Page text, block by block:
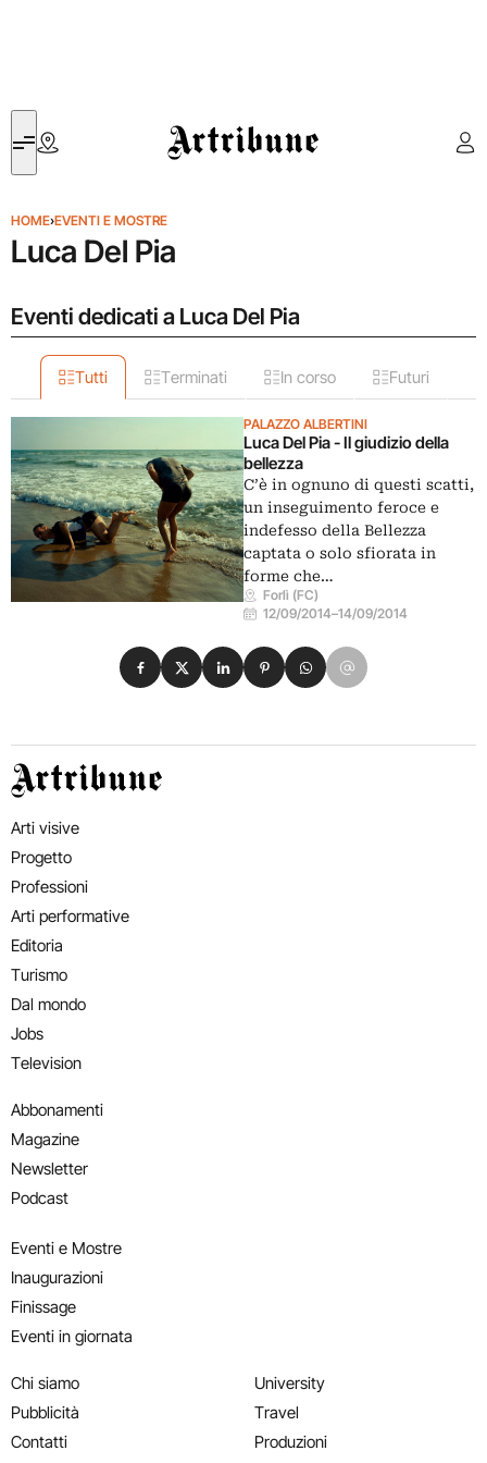
Artribune
HOME›EVENTI E MOSTRE
Luca Del Pia
Eventi dedicati a Luca Del Pia
Tutti Terminati In corso Futuri
PALAZZO ALBERTINI
Luca Del Pia - Il giudizio della
bellezza
C’è in ognuno di questi scatti,
un inseguimento feroce e
indefesso della Bellezza
captata o solo sfiorata in
forme che…
Forlì (FC)
12/09/2014–14/09/2014
Condividi su Facebook
Condividi su X
Condividi su LinkedIn
Condividi su Pinterest
Condividi su WhatsApp
Condividi su Email
Artribune
Arti visive
Progetto
Professioni
Arti performative
Editoria
Turismo
Dal mondo
Jobs
Television
Abbonamenti
Magazine
Newsletter
Podcast
Eventi e Mostre
Inaugurazioni
Finissage
Eventi in giornata
Chi siamo
Pubblicità
Contatti
University
Travel
Produzioni